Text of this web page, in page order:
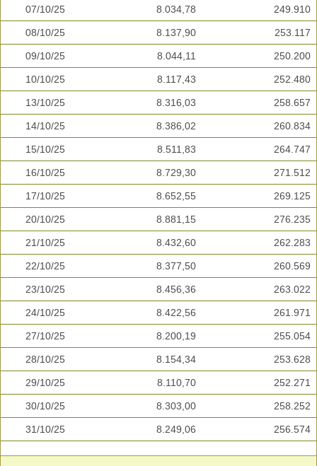
07/10/25 8.034,78 249.910
08/10/25 8.137,90 253.117
09/10/25 8.044,11 250.200
10/10/25 8.117,43 252.480
13/10/25 8.316,03 258.657
14/10/25 8.386,02 260.834
15/10/25 8.511,83 264.747
16/10/25 8.729,30 271.512
17/10/25 8.652,55 269.125
20/10/25 8.881,15 276.235
21/10/25 8.432,60 262.283
22/10/25 8.377,50 260.569
23/10/25 8.456,36 263.022
24/10/25 8.422,56 261.971
27/10/25 8.200,19 255.054
28/10/25 8.154,34 253.628
29/10/25 8.110,70 252.271
30/10/25 8.303,00 258.252
31/10/25 8.249,06 256.574